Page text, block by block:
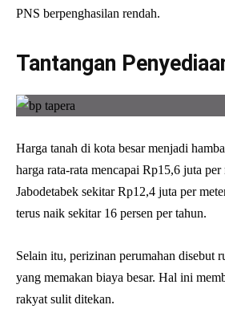
PNS berpenghasilan rendah.
Tantangan
Harga tanah di kota besar menjadi
harga rata-rata mencapai Rp15,6 juta
Jabodetabek sekitar Rp12,4 juta per
terus naik sekitar 16 persen per tahun.
Selain itu, perizinan perumahan disebut
yang memakan biaya besar. Hal ini
rakyat sulit ditekan.